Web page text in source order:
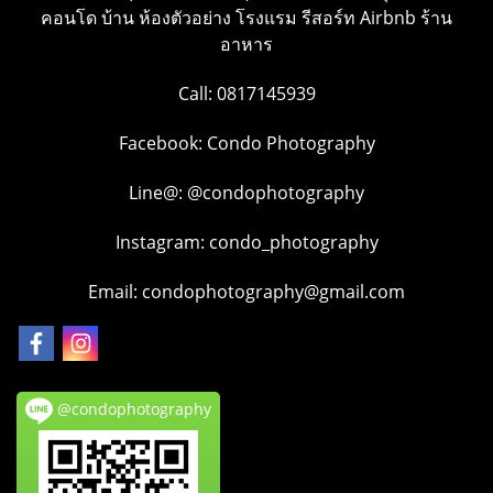
คอนโด บ้าน ห้องตัวอย่าง โรงแรม รีสอร์ท Airbnb ร้าน
อาหาร
Call: 0817145939
Facebook: Condo Photography
Line@: @condophotography
Instagram: condo_photography
Email: condophotography@gmail.com
@condophotography